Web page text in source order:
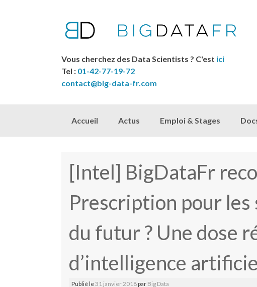
Vous cherchez des Data Scientists ? C'est ici
Tel : 01-42-77-19-72
contact@big-data-fr.com
Skip to content
Accueil Actus Emploi & Stages
[Intel] BigDataFr
Prescription pour les
du futur ? Une dose
d’intelligence
Publié le31 janvier 2018par Big Data